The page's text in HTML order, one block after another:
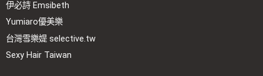
伊必詩 Emsibeth
Yumiaro優美樂
台灣雪樂媞 selective.tw
Sexy Hair Taiwan